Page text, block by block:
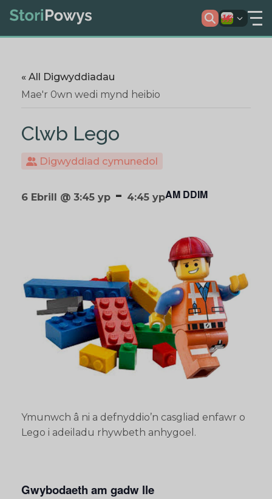
« All Digwyddiadau
Mae'r 0wn wedi mynd heibio
Clwb Lego
Digwyddiad cymunedol
6 Ebrill @ 3:45 yp - 4:45 ypAM DDIM
Ymunwch â ni a defnyddio’n casgliad enfawr o
Lego i adeiladu rhywbeth anhygoel.
Gwybodaeth am gadw lle